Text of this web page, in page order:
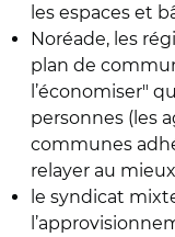
les espaces et
Noréade, les
plan de
l’économiser"
personnes (les
communes
relayer au
le syndicat